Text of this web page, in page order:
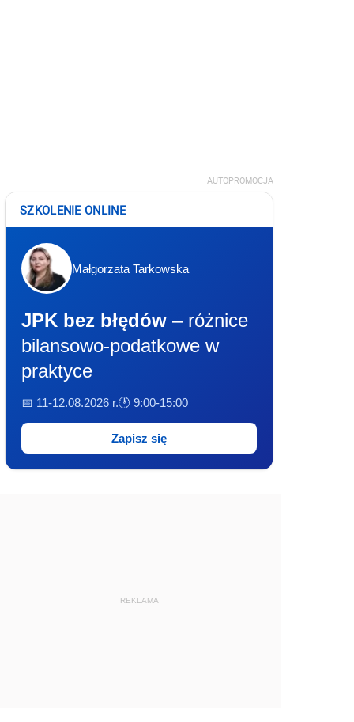
AUTOPROMOCJA
SZKOLENIE ONLINE
Małgorzata Tarkowska
JPK bez błędów – różnice
bilansowo-podatkowe w
praktyce
📅 11-12.08.2026 r.🕐 9:00-15:00
Zapisz się
REKLAMA